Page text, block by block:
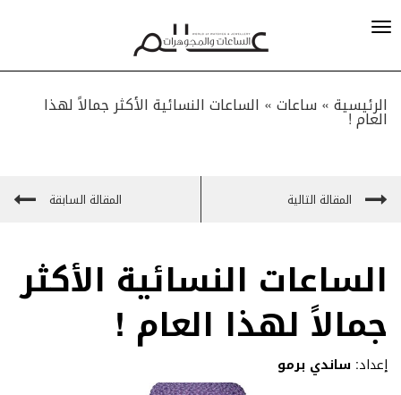
الرئيسية » ساعات» الساعات النسائية الأكثر جمالاً لهذا
العام !
المقالة التالية المقالة السابقة
الساعات النسائية الأكثر
جمالاً لهذا العام !
إعداد: ساندي برمو